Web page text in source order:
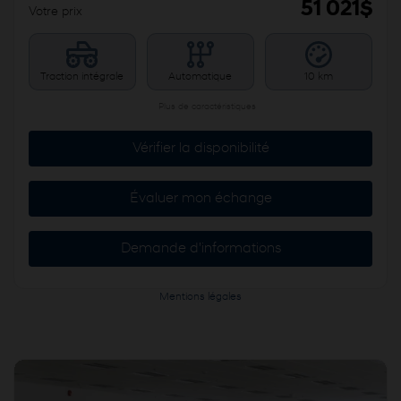
Votre prix 51 021$
Traction intégrale Automatique 10 km
Vérifier la disponibilité
Évaluer mon échange
Demande d'informations
Mentions légales